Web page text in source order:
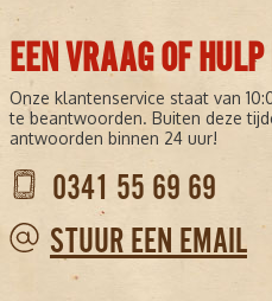
EEN VRAAG OF
Onze klantenservice staat van
te beantwoorden. Buiten deze
antwoorden binnen 24 uur!
0341 55 69 69
STUUR EEN EMAIL